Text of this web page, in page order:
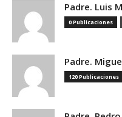
Padre. Luis
0 Publicaciones
Padre.
120 Publicaciones